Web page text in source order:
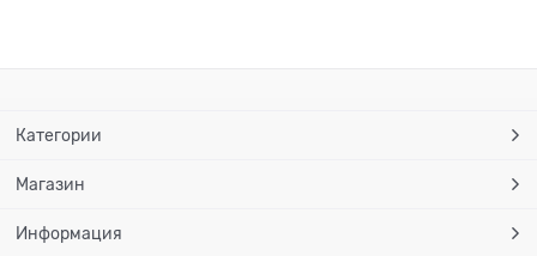
Категории
Магазин
Информация